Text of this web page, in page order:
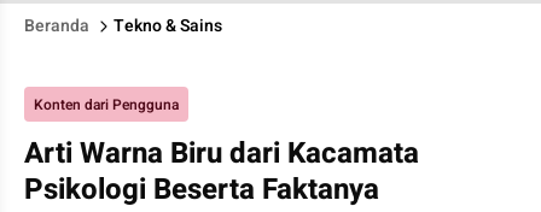
Beranda Tekno & Sains
Konten dari Pengguna
Arti Warna Biru dari Kacamata
Psikologi Beserta Faktanya